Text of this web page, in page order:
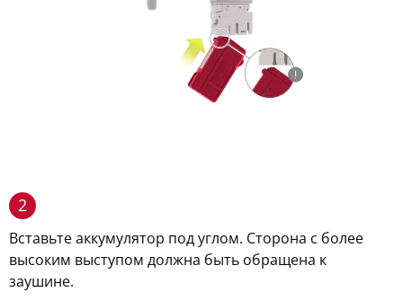
2
Вставьте аккумулятор под углом. Сторона с более
высоким выступом должна быть обращена к
заушине.